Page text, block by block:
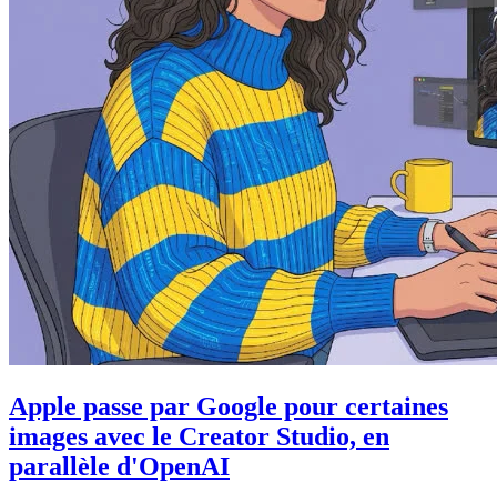
Apple passe par Google pour certaines
images avec le Creator Studio, en
parallèle d'OpenAI